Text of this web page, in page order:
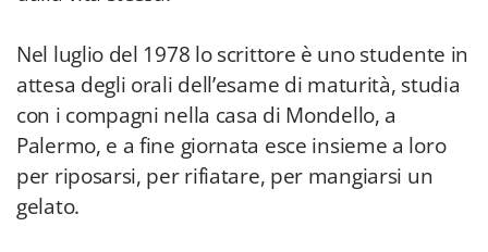
Nel luglio del 1978 lo scrittore è uno studente in
attesa degli orali dell’esame di maturità, studia
con i compagni nella casa di Mondello, a
Palermo, e a fine giornata esce insieme a loro
per riposarsi, per rifiatare, per mangiarsi un
gelato.